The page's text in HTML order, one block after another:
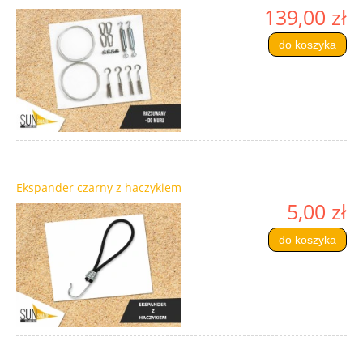
139,00 zł
do koszyka
Ekspander czarny z haczykiem
5,00 zł
do koszyka